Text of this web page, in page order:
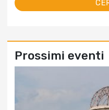
Prossimi eventi